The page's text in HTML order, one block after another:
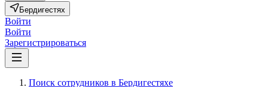
Бердигестях
Войти
Войти
Зарегистрироваться
Поиск сотрудников в Бердигестяхе